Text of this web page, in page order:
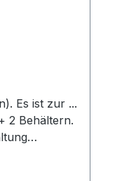
Es ist zur ...